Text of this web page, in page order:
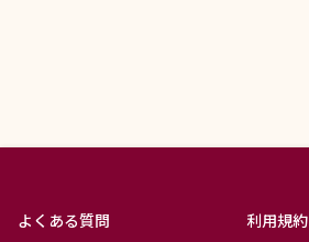
よくある質問 利用規約